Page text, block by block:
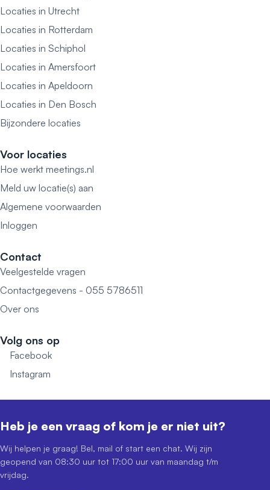
Locaties in Utrecht
Locaties in Rotterdam
Locaties in Schiphol
Locaties in Amersfoort
Locaties in Apeldoorn
Locaties in Den Bosch
Bijzondere locaties
Voor locaties
Hoe werkt meetings.nl
Meld uw locatie(s) aan
Algemene voorwaarden
Inloggen
Contact
Veelgestelde vragen
Contactgegevens - 055 5786511
Over ons
Volg ons op
Facebook
Instagram
Heb je een vraag of kom je er niet uit?
Wij helpen je graag! Bel, mail of start een chat. Wij zijn
geopend van 08:30 uur tot 17:00 uur van maandag t/m
vrijdag.